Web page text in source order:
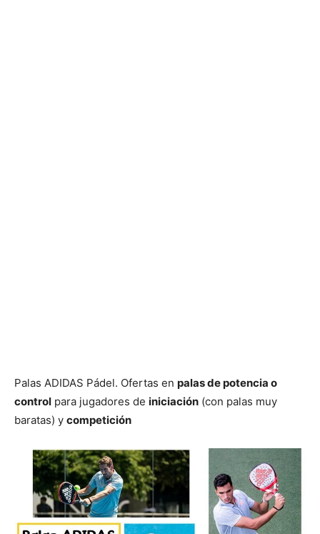
Palas ADIDAS Pádel. Ofertas en palas de potencia o
control para jugadores de iniciación (con palas muy
baratas) y competición